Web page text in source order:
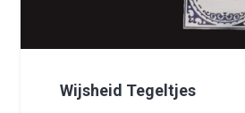
Wijsheid Tegeltjes